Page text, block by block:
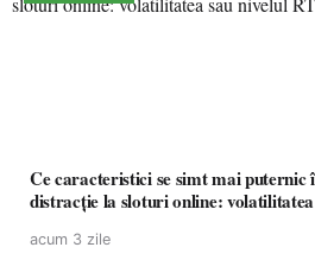
Ce caracteristici se simt mai puternic
distracție la sloturi online:
acum 3 zile